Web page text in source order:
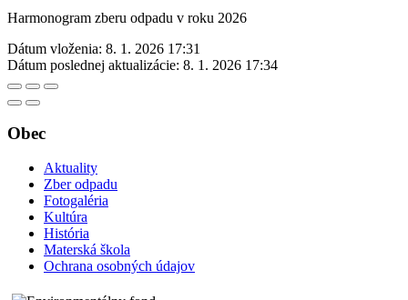
Harmonogram zberu odpadu v roku 2026
Dátum vloženia: 8. 1. 2026 17:31
Dátum poslednej aktualizácie: 8. 1. 2026 17:34
Obec
Aktuality
Zber odpadu
Fotogaléria
Kultúra
História
Materská škola
Ochrana osobných údajov